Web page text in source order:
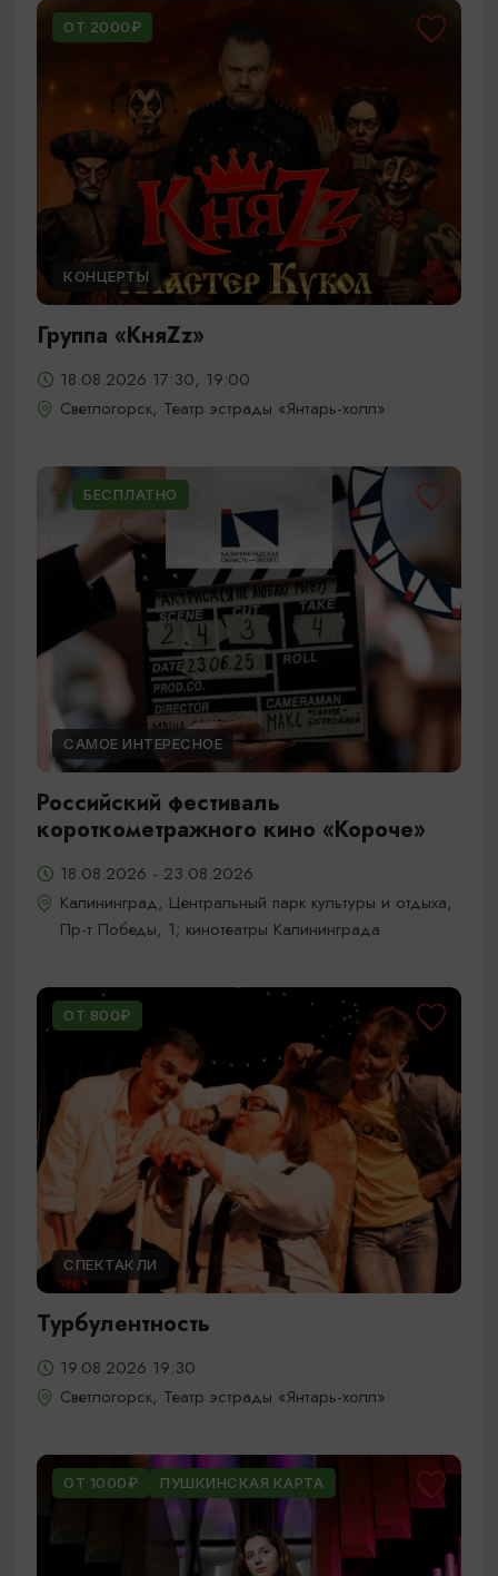
ОТ 2000₽
КОНЦЕРТЫ
Группа «КняZz»
18.08.2026 17:30, 19:00
Светлогорск, Театр эстрады «Янтарь-холл»
БЕСПЛАТНО
САМОЕ ИНТЕРЕСНОЕ
Российский фестиваль
короткометражного кино «Короче»
18.08.2026 - 23.08.2026
Калининград, Центральный парк культуры и отдыха,
Пр-т Победы, 1; кинотеатры Калининграда
ОТ 800₽
СПЕКТАКЛИ
Турбулентность
19.08.2026 19:30
Светлогорск, Театр эстрады «Янтарь-холл»
ОТ 1000₽ ПУШКИНСКАЯ КАРТА